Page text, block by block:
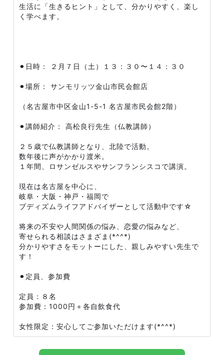
生活に「生きるヒント」として、分かりやすく、楽し
く学べます。
⚫︎日時： ２月７日（土）１３：３０〜１４：３０
⚫︎場所： サンモリッツ金山市民会館店
（名古屋市中区金山1-5-1 名古屋市民会館2階）
⚫︎講師紹介： 高松良行先生（仏教講師）
２５歳で仏教講師となり、北陸で活動。
数年後に声がかかり渡米。
１年間、ロサンゼルスやサンフランシスコで講演。
現在は名古屋を中心に、
岐阜・大阪・神戸・福岡で
ブディズムライフアドバイザーとして活動中です☆
将来の不安や人間関係の悩み、恋愛の悩みなど、
寄せられる相談はさまざま(*^^*)
分かりやすさをモットーにした、親しみやすい先生で
す！
⚫︎定員、参加費
定員：８名
参加費：1000円＋各自飲食代
女性限定：安心してご参加いただけます(*^^*)